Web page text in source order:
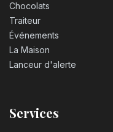
Chocolats
Traiteur
Événements
La Maison
Lanceur d'alerte
Services